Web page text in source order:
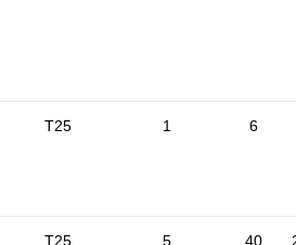
T25 1 6
T25 5 40